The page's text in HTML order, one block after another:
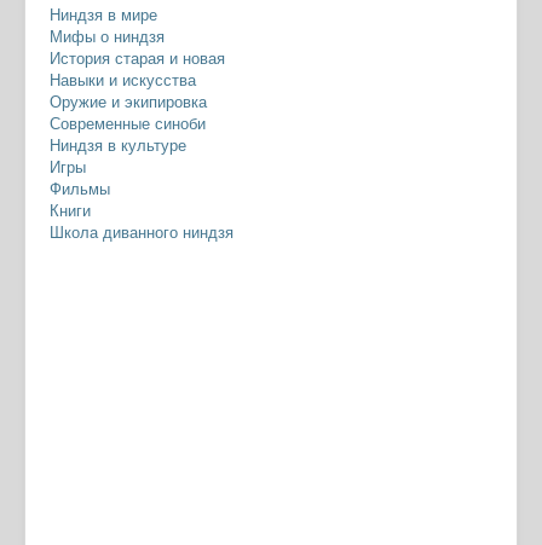
Ниндзя в мире
Мифы о ниндзя
История старая и новая
Навыки и искусства
Оружие и экипировка
Современные синоби
Ниндзя в культуре
Игры
Фильмы
Книги
Школа диванного ниндзя